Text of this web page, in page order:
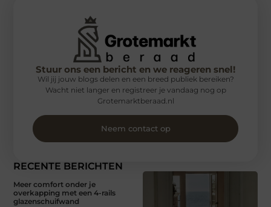
RECENTE BERICHTEN
Meer comfort onder je
overkapping met een 4-rails
glazenschuifwand
Stuur ons een bericht en we reageren snel!
Wil jij jouw blogs delen en een breed publiek bereiken?
Wacht niet langer en registreer je vandaag nog op
Grotemarktberaad.nl
Neem contact op